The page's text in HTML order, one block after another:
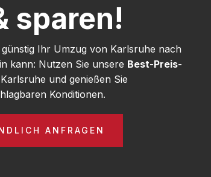
sparen!
Ihr Umzug von Karlsruhe nach
kann: Nutzen Sie unsere Best-Preis-
und genießen Sie
Konditionen.
ANFRAGEN